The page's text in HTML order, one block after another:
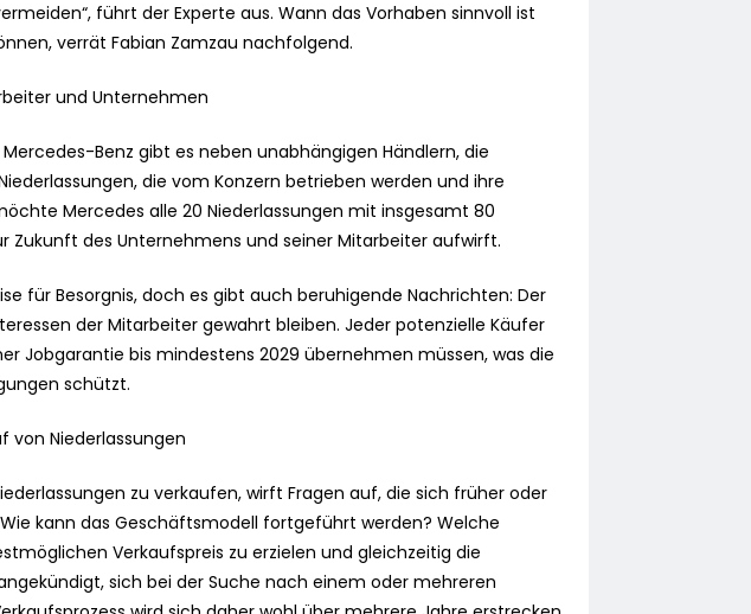
führt der Experte aus. Wann das Vorhaben sinnvoll ist
verrät Fabian Zamzau nachfolgend.
und Unternehmen
Benz gibt es neben unabhängigen Händlern, die
die vom Konzern betrieben werden und ihre
Mercedes alle 20 Niederlassungen mit insgesamt 80
Zukunft des Unternehmens und seiner Mitarbeiter aufwirft.
für Besorgnis, doch es gibt auch beruhigende Nachrichten: Der
der Mitarbeiter gewahrt bleiben. Jeder potenzielle Käufer
Jobgarantie bis mindestens 2029 übernehmen müssen, was die
schützt.
von Niederlassungen
zu verkaufen, wirft Fragen auf, die sich früher oder
kann das Geschäftsmodell fortgeführt werden? Welche
Verkaufspreis zu erzielen und gleichzeitig die
sich bei der Suche nach einem oder mehreren